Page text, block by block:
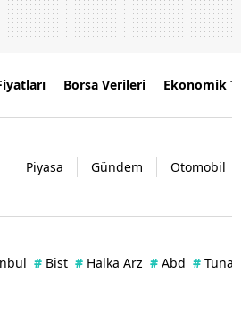
Borsa Verileri Ekonomik
Piyasa Gündem Otomobil
# Bist # Halka Arz # Abd # Tuna